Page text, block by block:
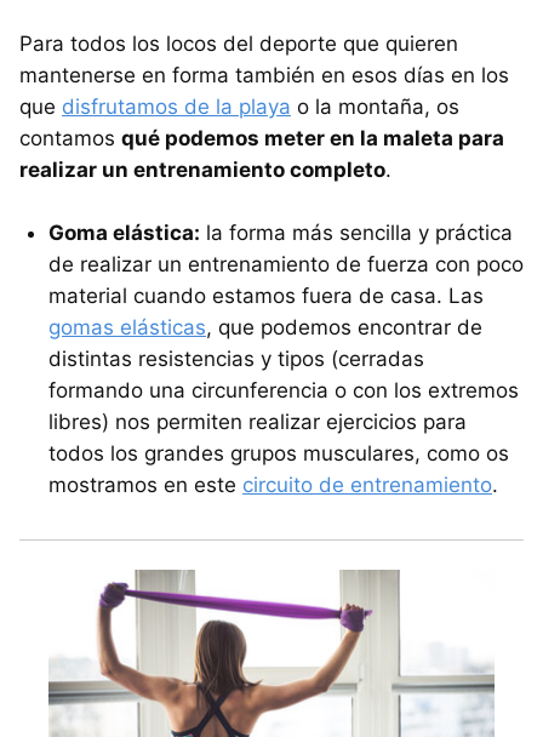
Para todos los locos del deporte que quieren
mantenerse en forma también en esos días en los
que disfrutamos de la playa o la montaña, os
contamos qué podemos meter en la maleta para
realizar un entrenamiento completo.
Goma elástica: la forma más sencilla y práctica
de realizar un entrenamiento de fuerza con poco
material cuando estamos fuera de casa. Las
gomas elásticas, que podemos encontrar de
distintas resistencias y tipos (cerradas
formando una circunferencia o con los extremos
libres) nos permiten realizar ejercicios para
todos los grandes grupos musculares, como os
mostramos en este circuito de entrenamiento.